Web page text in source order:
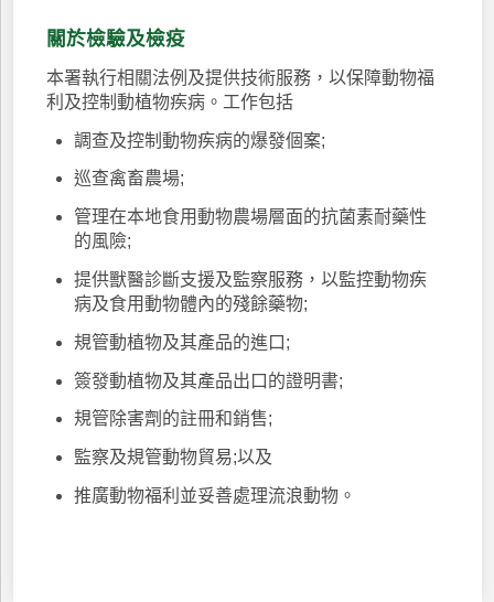
關於檢驗及檢疫
本署執行相關法例及提供技術服務，以保障動物福
利及控制動植物疾病。工作包括
調查及控制動物疾病的爆發個案;
巡查禽畜農場;
管理在本地食用動物農場層面的抗菌素耐藥性
的風險;
提供獸醫診斷支援及監察服務，以監控動物疾
病及食用動物體內的殘餘藥物;
規管動植物及其產品的進口;
簽發動植物及其產品出口的證明書;
規管除害劑的註冊和銷售;
監察及規管動物貿易;以及
推廣動物福利並妥善處理流浪動物。